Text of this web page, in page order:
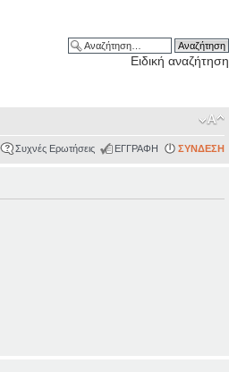
Ειδική αναζήτηση
Συχνές Ερωτήσεις ΕΓΓΡΑΦΗ ΣΥΝΔΕΣΗ